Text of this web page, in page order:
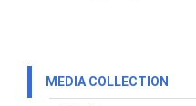
MEDIA COLLECTION